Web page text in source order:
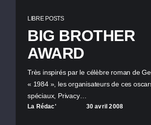
LIBRE POSTS
BIG BROTHER
AWARD
Très inspirés par le célèbre roman de
« 1984 », les organisateurs de ces
spéciaux, Privacy…
La Rédac' 30 avril 2008